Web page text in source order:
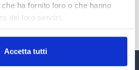
ha fornito loro o che hanno
dei loro servizi.
Accetta tutti
MESE